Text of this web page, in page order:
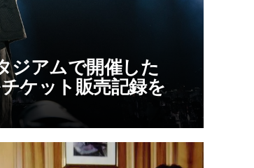
ジアムで開催した
ケット販売記録を